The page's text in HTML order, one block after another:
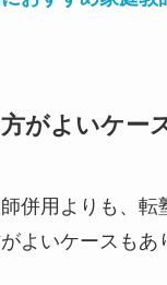
がよいケー
併用よりも、転
よいケースもあ